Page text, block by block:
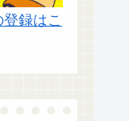
録はこ